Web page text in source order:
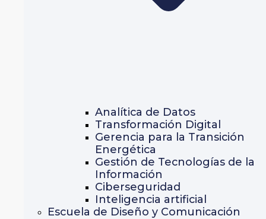
Analítica de Datos
Transformación Digital
Gerencia para la Transición
Energética
Gestión de Tecnologías de la
Información
Ciberseguridad
Inteligencia artificial
Escuela de Diseño y Comunicación